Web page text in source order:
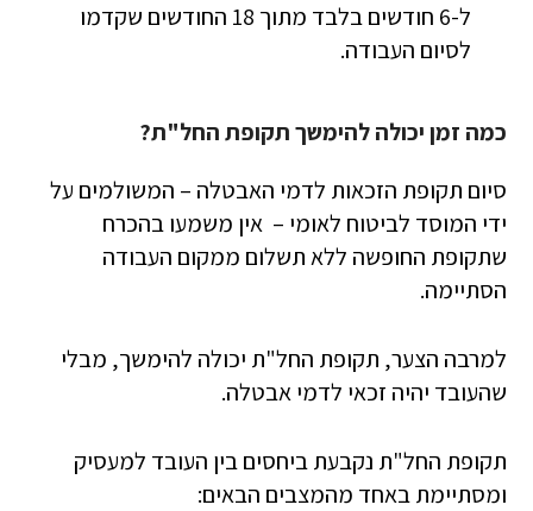
ל-6 חודשים בלבד מתוך 18 החודשים שקדמו
לסיום העבודה.
כמה זמן יכולה להימשך תקופת החל"ת?
סיום תקופת הזכאות לדמי האבטלה – המשולמים על
ידי המוסד לביטוח לאומי – אין משמעו בהכרח
שתקופת החופשה ללא תשלום ממקום העבודה
הסתיימה.
למרבה הצער, תקופת החל"ת יכולה להימשך, מבלי
שהעובד יהיה זכאי לדמי אבטלה.
תקופת החל"ת נקבעת ביחסים בין העובד למעסיק
ומסתיימת באחד מהמצבים הבאים: